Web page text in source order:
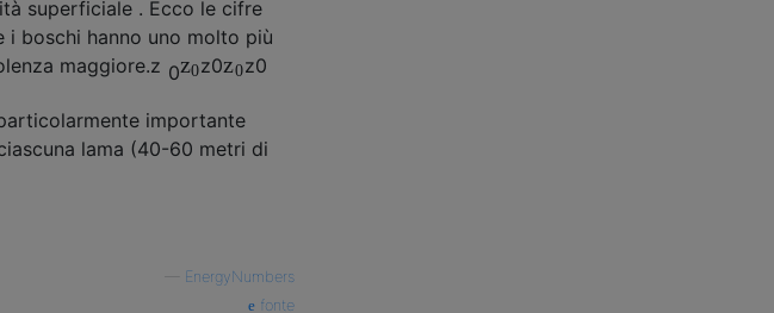
superficiale . Ecco le cifre
i boschi hanno uno molto più
maggiore.z 0z0z0z0z0
importante
lama (40-60 metri di
EnergyNumbers
fonte